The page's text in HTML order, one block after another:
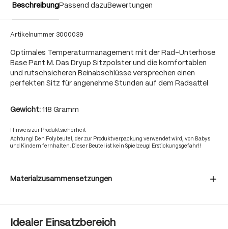
BeschreibungPassend dazu Bewertungen
Artikelnummer 3000039
Optimales Temperaturmanagement mit der Rad-Unterhose
Base Pant M. Das Dryup Sitzpolster und die komfortablen
und rutschsicheren Beinabschlüsse versprechen einen
perfekten Sitz für angenehme Stunden auf dem Radsattel
Gewicht: 118 Gramm
Hinweis zur Produktsicherheit
Achtung! Den Polybeutel, der zur Produktverpackung verwendet wird, von Babys
und Kindern fernhalten. Dieser Beutel ist kein Spielzeug! Erstickungsgefahr!!
Materialzusammensetzungen
Idealer Einsatzbereich